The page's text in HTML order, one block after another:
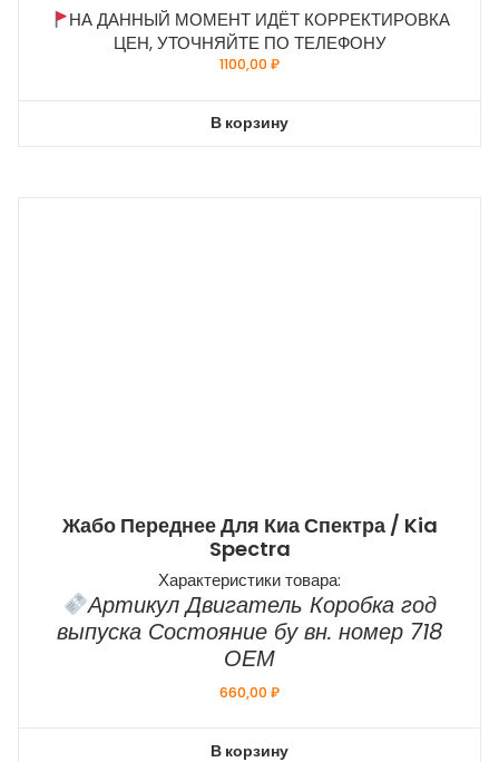
НА ДАННЫЙ МОМЕНТ ИДЁТ КОРРЕКТИРОВКА
ЦЕН, УТОЧНЯЙТЕ ПО ТЕЛЕФОНУ
1100,00₽
В корзину
Жабо Переднее Для Киа Спектра / Kia
Spectra
Характеристики товара:
Артикул Двигатель Коробка год
выпуска Состояние бу вн. номер 718
ОЕМ
660,00₽
В корзину